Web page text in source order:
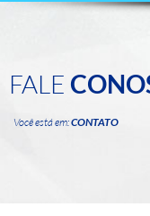
FALE
Você está em:CONTATO